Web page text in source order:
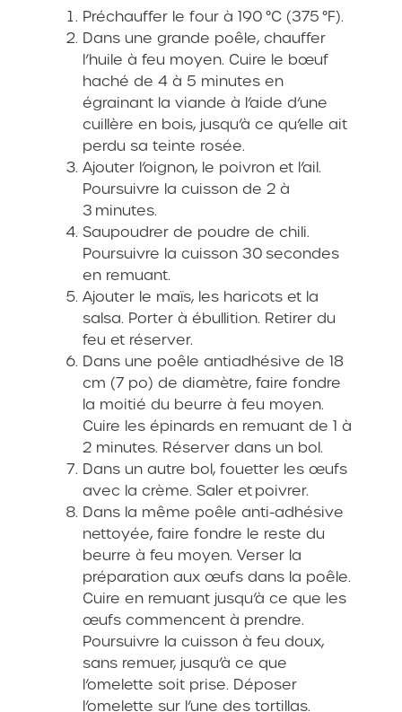
Préchauffer le four à 190 °C (375 °F).
Dans une grande poêle, chauffer
l’huile à feu moyen. Cuire le bœuf
haché de 4 à 5 minutes en
égrainant la viande à l’aide d’une
cuillère en bois, jusqu’à ce qu’elle ait
perdu sa teinte rosée.
Ajouter l’oignon, le poivron et l’ail.
Poursuivre la cuisson de 2 à
3 minutes.
Saupoudrer de poudre de chili.
Poursuivre la cuisson 30 secondes
en remuant.
Ajouter le maïs, les haricots et la
salsa. Porter à ébullition. Retirer du
feu et réserver.
Dans une poêle antiadhésive de 18
cm (7 po) de diamètre, faire fondre
la moitié du beurre à feu moyen.
Cuire les épinards en remuant de 1 à
2 minutes. Réserver dans un bol.
Dans un autre bol, fouetter les œufs
avec la crème. Saler et poivrer.
Dans la même poêle anti-adhésive
nettoyée, faire fondre le reste du
beurre à feu moyen. Verser la
préparation aux œufs dans la poêle.
Cuire en remuant jusqu’à ce que les
œufs commencent à prendre.
Poursuivre la cuisson à feu doux,
sans remuer, jusqu’à ce que
l’omelette soit prise. Déposer
l’omelette sur l’une des tortillas.